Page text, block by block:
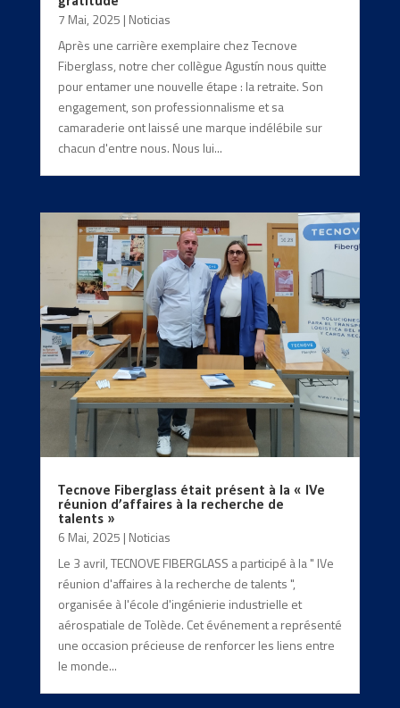
7 Mai, 2025 | Noticias
Après une carrière exemplaire chez Tecnove
Fiberglass, notre cher collègue Agustín nous quitte
pour entamer une nouvelle étape : la retraite. Son
engagement, son professionnalisme et sa
camaraderie ont laissé une marque indélébile sur
chacun d'entre nous. Nous lui...
Tecnove Fiberglass était présent à la « IVe
réunion d’affaires à la recherche de
talents »
6 Mai, 2025 | Noticias
Le 3 avril, TECNOVE FIBERGLASS a participé à la " IVe
réunion d'affaires à la recherche de talents ",
organisée à l'école d'ingénierie industrielle et
aérospatiale de Tolède. Cet événement a représenté
une occasion précieuse de renforcer les liens entre
le monde...